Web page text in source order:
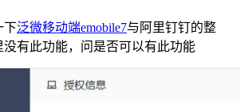
下泛微移动端emobile7与阿里钉钉的整
有此功能，问是否可以有此功能